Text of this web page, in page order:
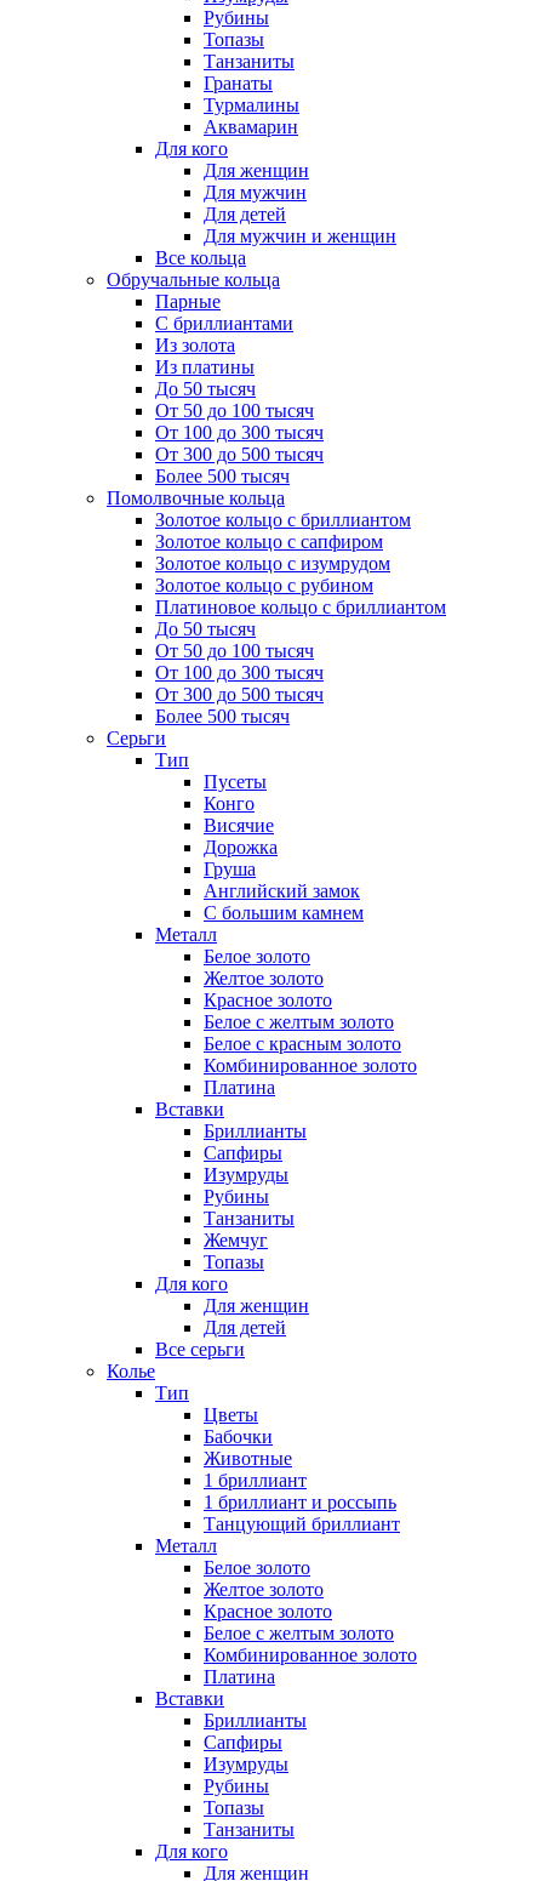
Рубины
Топазы
Танзаниты
Гранаты
Турмалины
Аквамарин
Для кого
Для женщин
Для мужчин
Для детей
Для мужчин и женщин
Все кольца
Обручальные кольца
Парные
С бриллиантами
Из золота
Из платины
До 50 тысяч
От 50 до 100 тысяч
От 100 до 300 тысяч
От 300 до 500 тысяч
Более 500 тысяч
Помолвочные кольца
Золотое кольцо с бриллиантом
Золотое кольцо с сапфиром
Золотое кольцо с изумрудом
Золотое кольцо с рубином
Платиновое кольцо с бриллиантом
До 50 тысяч
От 50 до 100 тысяч
От 100 до 300 тысяч
От 300 до 500 тысяч
Более 500 тысяч
Серьги
Тип
Пусеты
Конго
Висячие
Дорожка
Груша
Английский замок
С большим камнем
Металл
Белое золото
Желтое золото
Красное золото
Белое с желтым золото
Белое с красным золото
Комбинированное золото
Платина
Вставки
Бриллианты
Сапфиры
Изумруды
Рубины
Танзаниты
Жемчуг
Топазы
Для кого
Для женщин
Для детей
Все серьги
Колье
Тип
Цветы
Бабочки
Животные
1 бриллиант
1 бриллиант и россыпь
Танцующий бриллиант
Металл
Белое золото
Желтое золото
Красное золото
Белое с желтым золото
Комбинированное золото
Платина
Вставки
Бриллианты
Сапфиры
Изумруды
Рубины
Топазы
Танзаниты
Для кого
Для женщин